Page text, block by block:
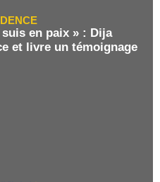
en paix » : Dija
et livre un témoignage